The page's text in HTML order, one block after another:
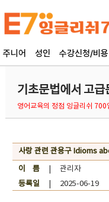
주니어 성인 수강신청/비용
기초문법에서 고급
영어교육의 정점 잉글리쉬 700
사랑 관련 관용구 Idioms
이 름| 관리자
등록일| 2025-06-19